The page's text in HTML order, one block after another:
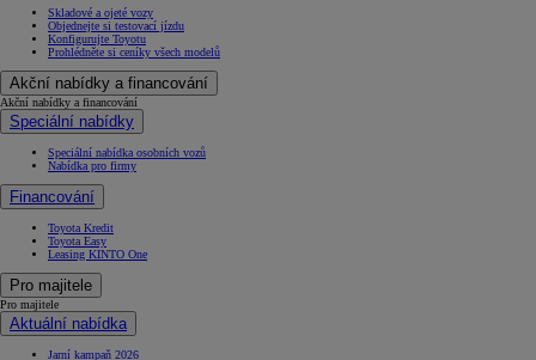
Skladové a ojeté vozy
Objednejte si testovací jízdu
Konfigurujte Toyotu
Prohlédněte si ceníky všech modelů
Akční nabídky a financování
Akční nabídky a financování
Speciální nabídky
Speciální nabídka osobních vozů
Nabídka pro firmy
Financování
Toyota Kredit
Toyota Easy
Leasing KINTO One
Pro majitele
Pro majitele
Aktuální nabídka
Jarní kampaň 2026